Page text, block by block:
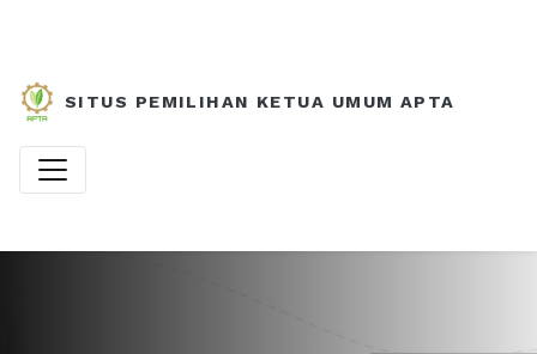
SITUS PEMILIHAN KETUA UMUM APTA